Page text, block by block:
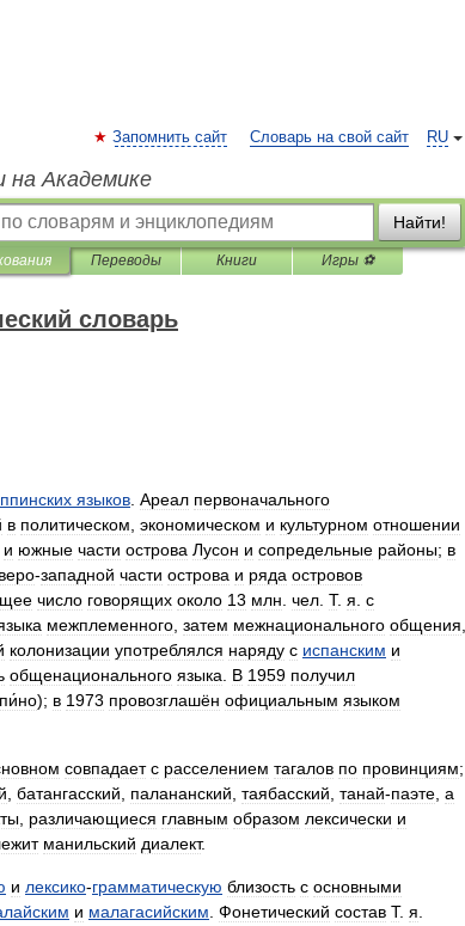
RU
Запомнить сайт Словарь на свой сайт
на Академике
Найти!
Переводы Книги Игры ⚽
словарь
языков Ареал первоначального
в политическом экономическом и культурном отношении
и южные части острова Лусон и сопредельные районы; в
-западной части острова и ряда островов
число говорящих около 13 млн чел Т. я с
межплеменного затем межнационального общения
колонизации употреблялся наряду с испанским и
общенационального языка В 1959 получил
); в 1973 провозглашён официальным языком
совпадает с расселением тагалов по провинциям;
батангасский палананский таябасский танай-паэте а
различающиеся главным образом лексически и
манильский диалект.
и лексико-грамматическую близость с основными
и малагасийским Фонетический состав Т. я